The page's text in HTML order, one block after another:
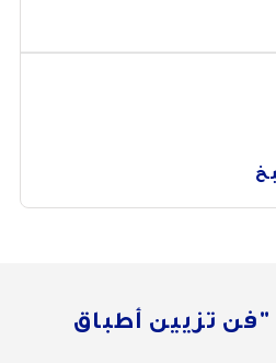
"فن تزيين أطباق